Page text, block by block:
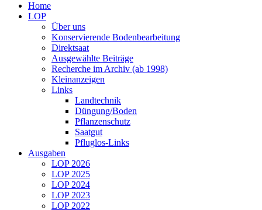
Home
LOP
Über uns
Konservierende Bodenbearbeitung
Direktsaat
Ausgewählte Beiträge
Recherche im Archiv (ab 1998)
Kleinanzeigen
Links
Landtechnik
Düngung/Boden
Pflanzenschutz
Saatgut
Pfluglos-Links
Ausgaben
LOP 2026
LOP 2025
LOP 2024
LOP 2023
LOP 2022